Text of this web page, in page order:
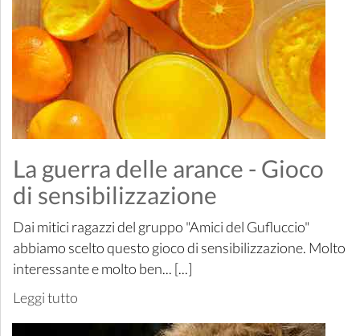
La guerra delle arance - Gioco
di sensibilizzazione
Dai mitici ragazzi del gruppo "Amici del Gufluccio"
abbiamo scelto questo gioco di sensibilizzazione. Molto
interessante e molto ben... [...]
Leggi tutto